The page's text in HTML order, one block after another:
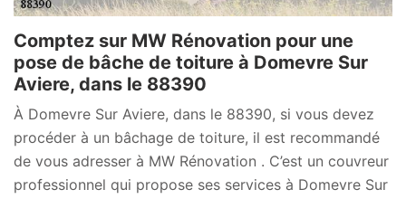
Comptez sur MW Rénovation pour une
pose de bâche de toiture à Domevre Sur
Aviere, dans le 88390
À Domevre Sur Aviere, dans le 88390, si vous devez
procéder à un bâchage de toiture, il est recommandé
de vous adresser à MW Rénovation . C’est un couvreur
professionnel qui propose ses services à Domevre Sur